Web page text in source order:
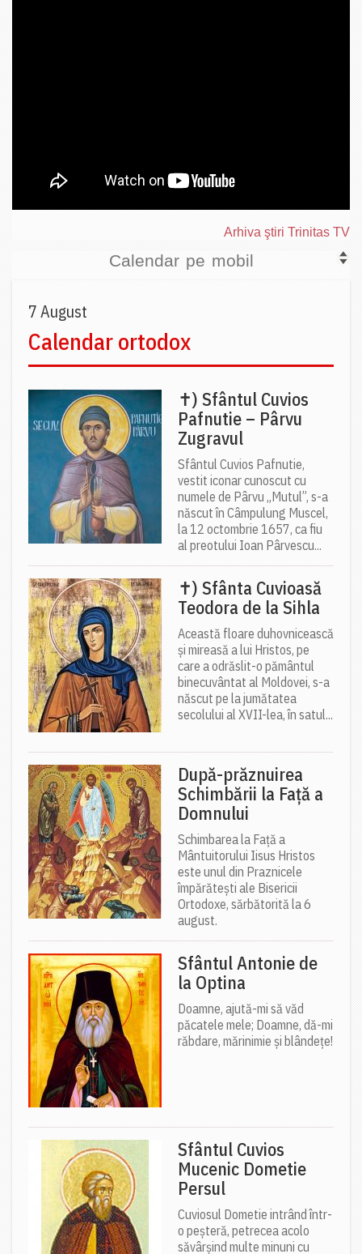
Arhiva ştiri Trinitas TV
Calendar pe mobil
7 August
Calendar ortodox
✝) Sfântul Cuvios
Pafnutie – Pârvu
Zugravul
Sfântul Cuvios Pafnutie,
vestit iconar cunoscut cu
numele de Pârvu „Mutul”, s-a
născut în Câmpulung Muscel,
la 12 octombrie 1657, ca fiu
al preotului Ioan Pârvescu...
✝) Sfânta Cuvioasă
Teodora de la Sihla
Această floare duhovnicească
și mireasă a lui Hristos, pe
care a odrăslit-o pământul
binecuvântat al Moldovei, s-a
născut pe la jumătatea
secolului al XVII-lea, în satul...
După-prăznuirea
Schimbării la Față a
Domnului
Schimbarea la Față a
Mântuitorului Iisus Hristos
este unul din Praznicele
împărătești ale Bisericii
Ortodoxe, sărbătorită la 6
august.
Sfântul Antonie de
la Optina
Doamne, ajută-mi să văd
păcatele mele; Doamne, dă-mi
răbdare, mărinimie şi blândeţe!
Sfântul Cuvios
Mucenic Dometie
Persul
Cuviosul Dometie intrând într-
o peșteră, petrecea acolo
săvârșind multe minuni cu